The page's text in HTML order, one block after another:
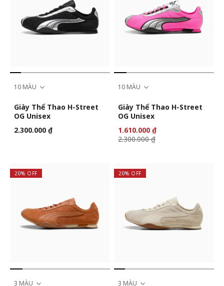
10 MÀU
Giày Thể Thao H-Street
OG Unisex
2.300.000 ₫
10 MÀU
Giày Thể Thao H-Street
OG Unisex
1.610.000 ₫
2.300.000 ₫
20% OFF
3 MÀU
20% OFF
3 MÀU